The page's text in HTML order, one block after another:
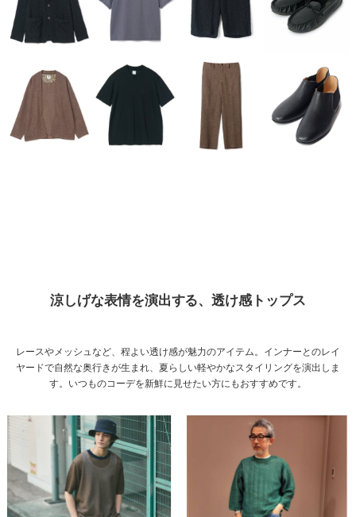
涼しげな表情を演出する、透け感トップス
レースやメッシュなど、程よい透け感が魅力のアイテム。インナーとのレイ
ヤードで自然な奥行きが生まれ、夏らしい軽やかなスタイリングを演出しま
す。いつものコーデを新鮮に見せたい方にもおすすめです。